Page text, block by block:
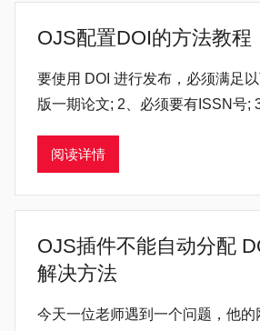
OJS配置DOI的方法教程
要使用 DOI 进行发布，必须满足
版一期论文; 2、必须要有ISSN号;
阅读详情
OJS插件不能自动分配
解决方法
今天一位老师遇到一个问题，他的